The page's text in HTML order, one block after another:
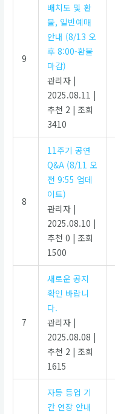
9
배치도 및 환
불, 일반예매
안내 (8/13 오
후 8:00-환불
마감)
관리자 |
2025.08.11 |
추천 2 | 조회
3410
8
11주기 공연
Q&A (8/11 오
전 9:55 업데
이트)
관리자 |
2025.08.10 |
추천 0 | 조회
1500
7
새로운 공지
확인 바랍니
다.
관리자 |
2025.08.08 |
추천 2 | 조회
1615
자동 등업 기
간 연장 안내